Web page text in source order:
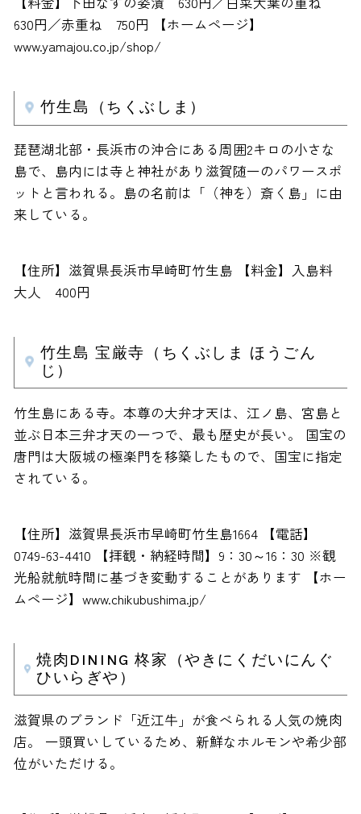
630円／赤重ね 750円 【ホームページ】
www.yamajou.co.jp/shop/
竹生島（ちくぶしま）
琵琶湖北部・長浜市の沖合にある周囲2キロの小さな
島で、島内には寺と神社があり滋賀随一のパワースポ
ットと言われる。島の名前は「（神を）斎く島」に由
来している。
【住所】滋賀県長浜市早崎町竹生島 【料金】入島料
大人 400円
竹生島 宝厳寺（ちくぶしま ほうごん
じ）
竹生島にある寺。本尊の大弁才天は、江ノ島、宮島と
並ぶ日本三弁才天の一つで、最も歴史が長い。 国宝の
唐門は大阪城の極楽門を移築したもので、国宝に指定
されている。
【住所】滋賀県長浜市早崎町竹生島1664 【電話】
0749-63-4410 【拝観・納経時間】9：30～16：30 ※観
光船就航時間に基づき変動することがあります 【ホー
ムページ】www.chikubushima.jp/
焼肉DINING 柊家（やきにくだいにんぐ
ひいらぎや）
滋賀県のブランド「近江牛」が食べられる人気の焼肉
店。 一頭買いしているため、新鮮なホルモンや希少部
位がいただける。